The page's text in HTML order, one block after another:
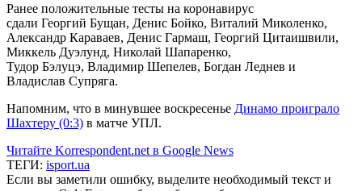
Ранее положительные тесты на коронавирус
сдали Георгий Бущан, Денис Бойко, Виталий Миколенко,
Александр Караваев, Денис Гармаш, Георгий Цитаишвили,
Миккель Дуэлунд, Николай Шапаренко,
Тудор Бэлуцэ, Владимир Шепелев, Богдан Леднев и
Владислав Супряга.
Напомним, что в минувшее воскресенье Динамо проиграло
Шахтеру (0:3) в матче УПЛ.
Читайте Korrespondent.net в Google News
ТЕГИ: isport.ua
Если вы заметили ошибку, выделите необходимый текст и